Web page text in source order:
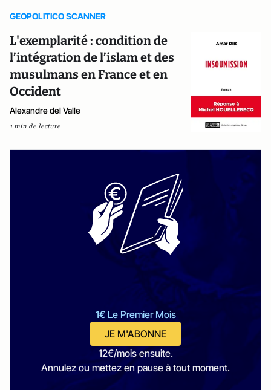
GEOPOLITICO SCANNER
L'exemplarité : condition de
l’intégration de l’islam et des
musulmans en France et en
Occident
Alexandre del Valle
1 min de lecture
1€ Le Premier Mois
JE M'ABONNE
12€/mois ensuite.
Annulez ou mettez en pause à tout moment.